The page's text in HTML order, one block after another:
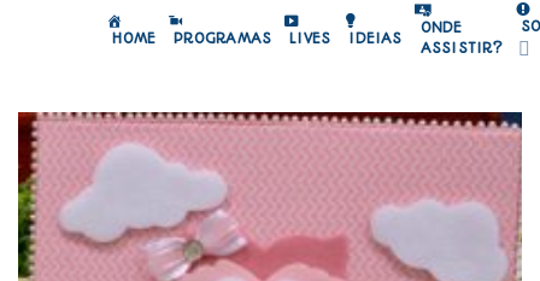
HOME PROGRAMAS LIVES IDEIAS
ONDE
ASSISTIR?